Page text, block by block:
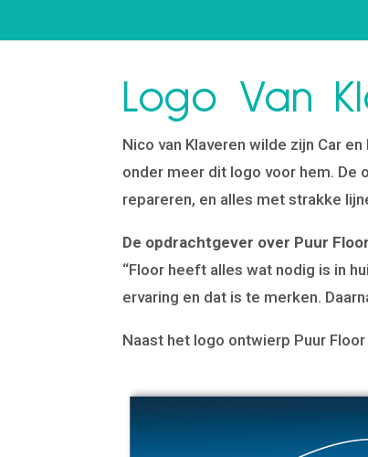
Logo Van
Nico van Klaveren wilde zijn Car
onder meer dit logo voor hem. De
repareren, en alles met strakke
De opdrachtgever over Puur
“Floor heeft alles wat nodig is in
ervaring en dat is te merken.
Naast het logo ontwierp Puur